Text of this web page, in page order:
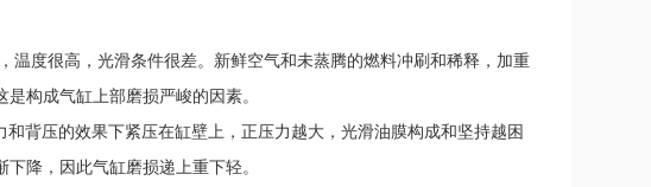
度很高，光滑条件很差。新鲜空气和未蒸腾的燃料冲刷和稀释，加重
构成气缸上部磨损严峻的因素。
背压的效果下紧压在缸壁上，正压力越大，光滑油膜构成和坚持越困
降，因此气缸磨损递上重下轻。